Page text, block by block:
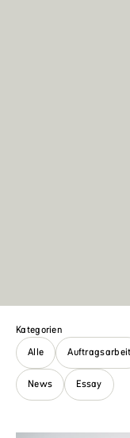
Kategorien
Alle
Auftragsarbeit
News Essay